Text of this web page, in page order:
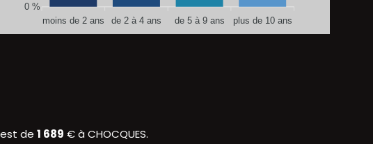
0 %
moins de 2 ans
de 2 à 4 ans de 5 à 9 ans plus de 10 ans
de 1 689 € à CHOCQUES.